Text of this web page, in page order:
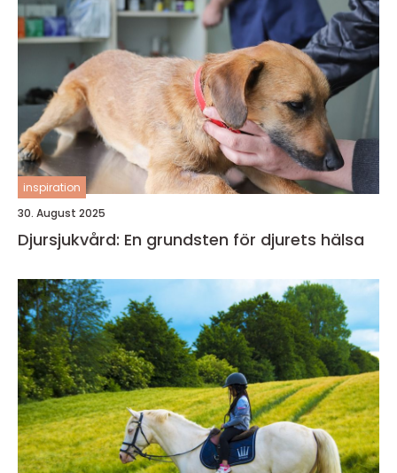
inspiration
30. August 2025
Djursjukvård: En grundsten för djurets hälsa